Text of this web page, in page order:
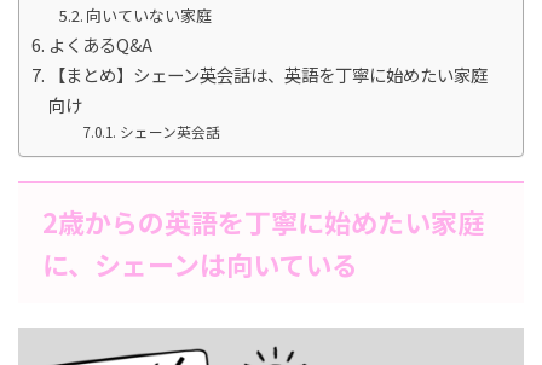
向いていない家庭
よくあるQ&A
【まとめ】シェーン英会話は、英語を丁寧に始めたい家庭
向け
シェーン英会話
2歳からの英語を丁寧に始めたい家庭
に、シェーンは向いている